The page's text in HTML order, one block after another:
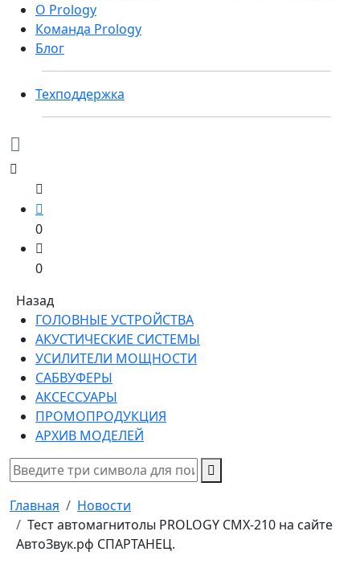
О Prology
Команда Prology
Блог
Техподдержка
0
0
Назад
ГОЛОВНЫЕ УСТРОЙСТВА
АКУСТИЧЕСКИЕ СИСТЕМЫ
УСИЛИТЕЛИ МОЩНОСТИ
САБВУФЕРЫ
АКСЕССУАРЫ
ПРОМОПРОДУКЦИЯ
АРХИВ МОДЕЛЕЙ
Главная
Новости
Тест автомагнитолы PROLOGY CMX-210 на сайте
АвтоЗвук.рф СПАРТАНЕЦ.